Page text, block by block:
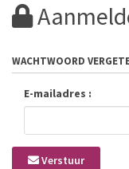
WACHTWOORD
E-mailadres :
Verstuur